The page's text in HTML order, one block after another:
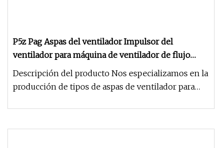
P5z Pag Aspas del ventilador Impulsor del
ventilador para máquina de ventilador de flujo
axial
Descripción del producto Nos especializamos en la
producción de tipos de aspas de ventilador para